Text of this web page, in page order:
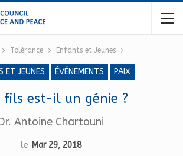
Tolérance Enfants et Jeunes
ET JEUNES ÉVÉNEMENTS PAIX
fils est-il un génie ?
Antoine Chartouni
le Mar 29, 2018